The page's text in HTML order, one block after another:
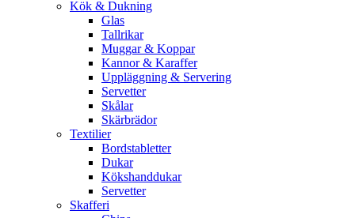
Kök & Dukning
Glas
Tallrikar
Muggar & Koppar
Kannor & Karaffer
Uppläggning & Servering
Servetter
Skålar
Skärbrädor
Textilier
Bordstabletter
Dukar
Kökshanddukar
Servetter
Skafferi